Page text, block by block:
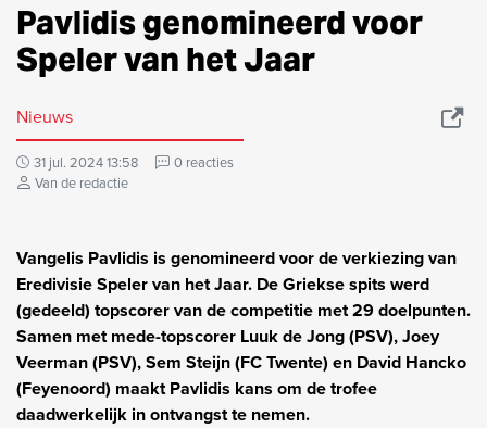
Pavlidis genomineerd voor
Speler van het Jaar
Nieuws
31 jul. 2024 13:58
0 reacties
Van de redactie
Vangelis Pavlidis is genomineerd voor de verkiezing van
Eredivisie Speler van het Jaar. De Griekse spits werd
(gedeeld) topscorer van de competitie met 29 doelpunten.
Samen met mede-topscorer Luuk de Jong (PSV), Joey
Veerman (PSV), Sem Steijn (FC Twente) en David Hancko
(Feyenoord) maakt Pavlidis kans om de trofee
daadwerkelijk in ontvangst te nemen.